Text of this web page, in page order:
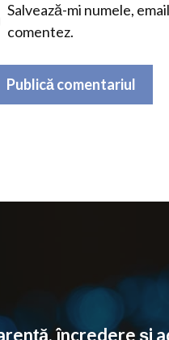
Salvează-mi numele,
comentez.
încredere și